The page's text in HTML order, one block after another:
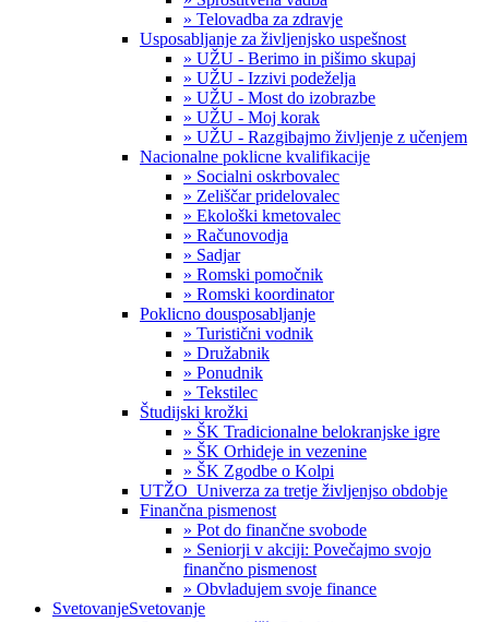
» Telovadba za zdravje
Usposabljanje za življenjsko uspešnost
» UŽU - Berimo in pišimo skupaj
» UŽU - Izzivi podeželja
» UŽU - Most do izobrazbe
» UŽU - Moj korak
» UŽU - Razgibajmo življenje z učenjem
Nacionalne poklicne kvalifikacije
» Socialni oskrbovalec
» Zeliščar pridelovalec
» Ekološki kmetovalec
» Računovodja
» Sadjar
» Romski pomočnik
» Romski koordinator
Poklicno dousposabljanje
» Turistični vodnik
» Družabnik
» Ponudnik
» Tekstilec
Študijski krožki
» ŠK Tradicionalne belokranjske igre
» ŠK Orhideje in vezenine
» ŠK Zgodbe o Kolpi
UTŽO_Univerza za tretje življenjso obdobje
Finančna pismenost
» Pot do finančne svobode
» Seniorji v akciji: Povečajmo svojo
finančno pismenost
» Obvladujem svoje finance
SvetovanjeSvetovanje